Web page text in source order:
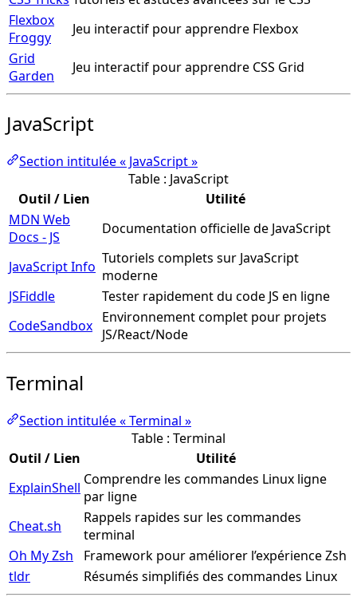
Flexbox
Froggy
Jeu interactif pour apprendre Flexbox
Grid
Garden
Jeu interactif pour apprendre CSS Grid
JavaScript
Section intitulée « JavaScript »
Table : JavaScript
Outil / Lien
Utilité
MDN Web
Docs - JS
Documentation officielle de JavaScript
JavaScript Info Tutoriels complets sur JavaScript
moderne
JSFiddle
Tester rapidement du code JS en ligne
CodeSandbox Environnement complet pour projets
JS/React/Node
Terminal
Section intitulée « Terminal »
Table : Terminal
Outil / Lien
Utilité
ExplainShell Comprendre les commandes Linux ligne
par ligne
Cheat.sh
Rappels rapides sur les commandes
terminal
Oh My Zsh
Framework pour améliorer l’expérience Zsh
tldr
Résumés simplifiés des commandes Linux